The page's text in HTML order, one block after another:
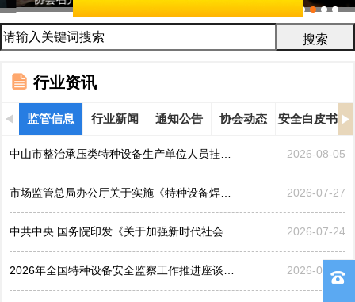
行业资讯
监管信息 行业新闻 通知公告 协会动态 安全白皮书
中山市整治承压类特种设备生产单位人员挂靠、临时凑岗、... 2026-08-05
市场监管总局办公厅关于实施《特种设备焊接操作人员考核... 2026-07-27
中共中央 国务院印发《关于加强新时代社会工作的意见》 2026-07-24
2026年全国特种设备安全监察工作推进座谈会在黑龙江哈... 2026-07-21